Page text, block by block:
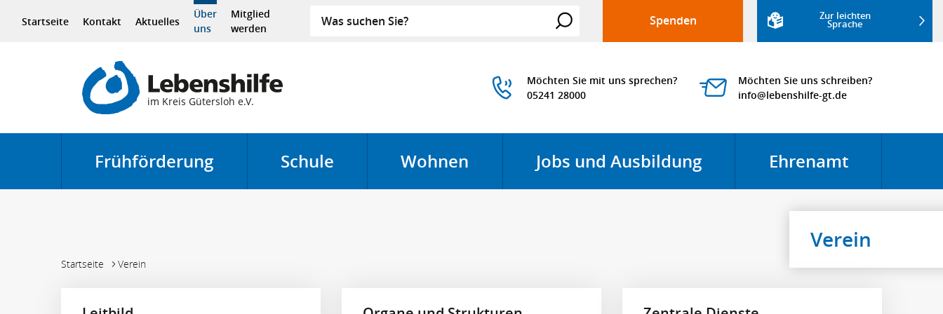
Startseite Kontakt Aktuelles
Über
uns
Mitglied
werden
Suche
Suchen
Spenden Zur leichten
Sprache
Möchten Sie mit uns sprechen?
05241 28000
Möchten Sie uns schreiben?
Frühförderung
Menü öffnen
Schule
Menü öffnen
Wohnen
Menü öffnen
Jobs und Ausbildung
Menü öffnen
Ehrenamt
Menü
Verein
Sie sind hier:
Startseite Verein